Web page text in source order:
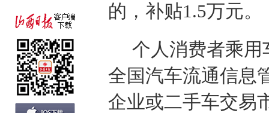
的，补贴1.5万元。
个人消费者乘
全国汽车流通信息
企业或二手车交易